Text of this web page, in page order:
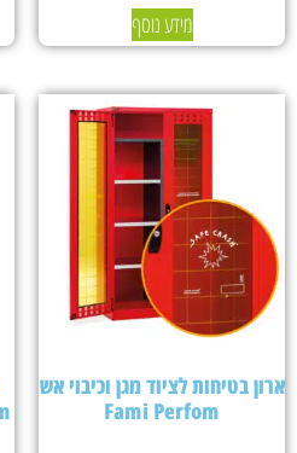
מידע נוסף
ארון בטיחות לציוד מגן וכיבוי אש
Fami Perfom